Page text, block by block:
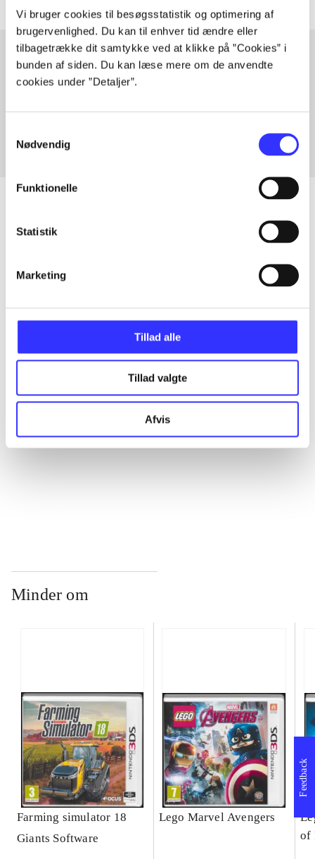
Vi bruger cookies til besøgsstatistik og optimering af
brugervenlighed. Du kan til enhver tid ændre eller
tilbagetrække dit samtykke ved at klikke på ”Cookies” i
bunden af siden. Du kan læse mere om de anvendte
cookies under ”Detaljer”.
Nødvendig
Funktionelle
Statistik
Marketing
Tillad alle
Tillad valgte
Afvis
Artikler med samme emner
...
...
Minder om
Farming simulator 18
Giants Software
Lego Marvel Avengers
of
Feedback